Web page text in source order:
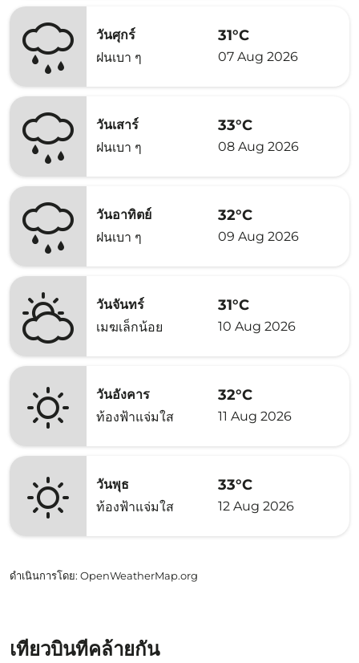
วันศุกร์
ฝนเบา ๆ
31°C
07 Aug 2026
วันเสาร์
ฝนเบา ๆ
33°C
08 Aug 2026
วันอาทิตย์
ฝนเบา ๆ
32°C
09 Aug 2026
วันจันทร์
เมฆเล็กน้อย
31°C
10 Aug 2026
วันอังคาร
ท้องฟ้าแจ่มใส
32°C
11 Aug 2026
วันพุธ
ท้องฟ้าแจ่มใส
33°C
12 Aug 2026
ดำเนินการโดย: OpenWeatherMap.org
เที่ยวบินที่คล้ายกัน